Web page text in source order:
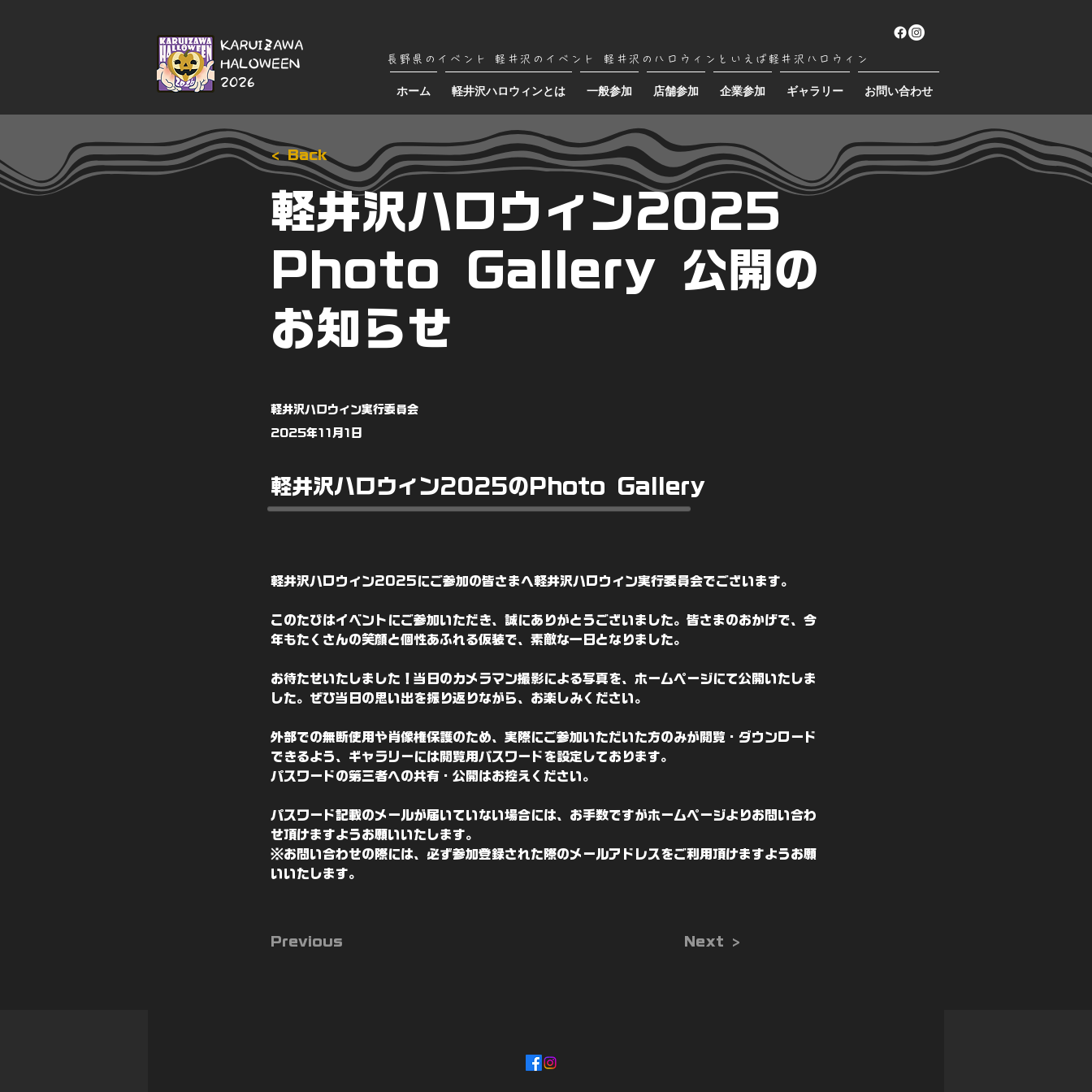
KARUIZAWA
HALOWEEN
2026
長野県のイベント 軽井沢のイベント 軽井沢のハロウィンといえば軽井沢ハロウィン
ホーム 軽井沢ハロウィンとは 一般参加 店舗参加 企業参加 ギャラリー お問い合わせ
< Back
軽井沢ハロウィン2025
Photo Gallery 公開の
お知らせ
軽井沢ハロウィン実行委員会
2025年11月1日
軽井沢ハロウィン2025のPhoto Gallery
軽井沢ハロウィン2025にご参加の皆さまへ軽井沢ハロウィン実行委員会でございます。
このたびはイベントにご参加いただき、誠にありがとうございました。皆さまのおかげで、今
年もたくさんの笑顔と個性あふれる仮装で、素敵な一日となりました。
お待たせいたしました！当日のカメラマン撮影による写真を、ホームページにて公開いたしま
した。ぜひ当日の思い出を振り返りながら、お楽しみください。
外部での無断使用や肖像権保護のため、実際にご参加いただいた方のみが閲覧・ダウンロード
できるよう、ギャラリーには閲覧用パスワードを設定しております。
パスワードの第三者への共有・公開はお控えください。
パスワード記載のメールが届いていない場合には、お手数ですがホームページよりお問い合わ
せ頂けますようお願いいたします。
※お問い合わせの際には、必ず参加登録された際のメールアドレスをご利用頂けますようお願
いいたします。
Previous Next >